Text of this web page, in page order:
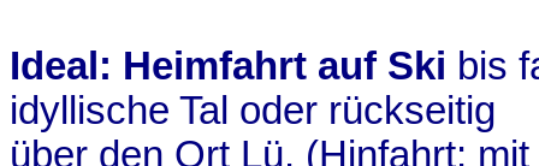
Ideal: Heimfahrt auf Ski bis
idyllische Tal oder rückseitig
über den Ort Lü. (Hinfahrt: